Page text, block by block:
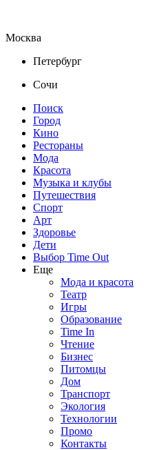
Москва
Петербург
Сочи
Поиск
Город
Кино
Рестораны
Мода
Красота
Музыка и клубы
Путешествия
Спорт
Арт
Здоровье
Дети
Выбор Time Out
Еще
Мода и красота
Театр
Игры
Образование
Time In
Чтение
Бизнес
Питомцы
Дом
Транспорт
Экология
Технологии
Промо
Контакты